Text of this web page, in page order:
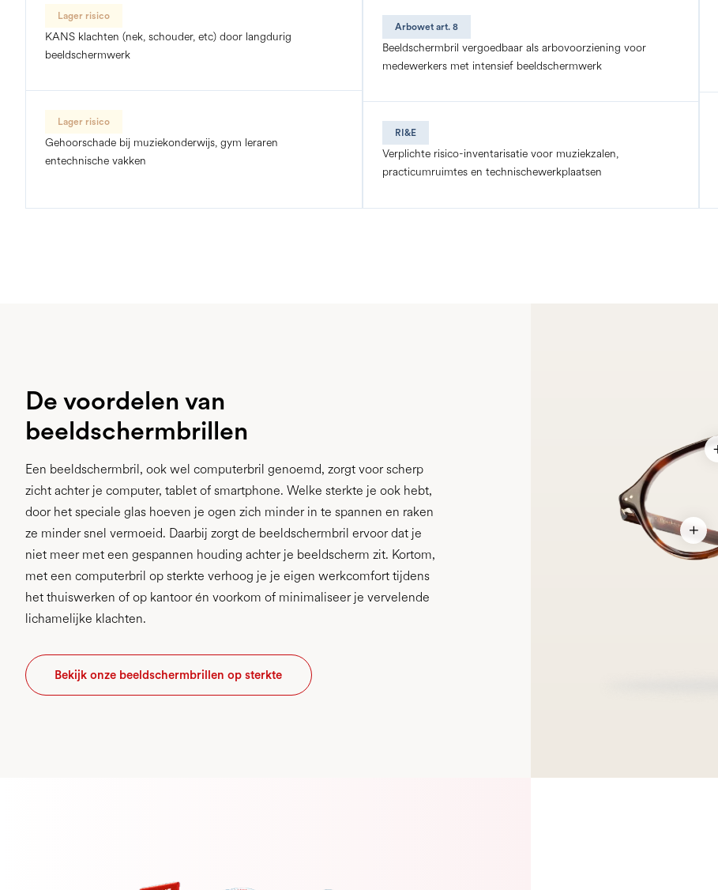
Lager risico
KANS klachten (nek, schouder, etc) door langdurig
beeldschermwerk
Lager risico
Gehoorschade bij muziekonderwijs, gym leraren
entechnische vakken
Arbowet art. 8
Beeldschermbril vergoedbaar als arbovoorziening voor
medewerkers met intensief beeldschermwerk
RI&E
Verplichte risico-inventarisatie voor muziekzalen,
practicumruimtes en technischewerkplaatsen
De voordelen van
beeldschermbrillen
Een beeldschermbril, ook wel computerbril genoemd, zorgt voor scherp
zicht achter je computer, tablet of smartphone. Welke sterkte je ook hebt,
door het speciale glas hoeven je ogen zich minder in te spannen en raken
ze minder snel vermoeid. Daarbij zorgt de beeldschermbril ervoor dat je
niet meer met een gespannen houding achter je beeldscherm zit. Kortom,
met een computerbril op sterkte verhoog je je eigen werkcomfort tijdens
het thuiswerken of op kantoor én voorkom of minimaliseer je vervelende
lichamelijke klachten.
Bekijk onze beeldschermbrillen op sterkte